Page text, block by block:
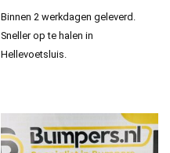
Binnen 2 werkdagen geleverd.
Sneller op te halen in
Hellevoetsluis.